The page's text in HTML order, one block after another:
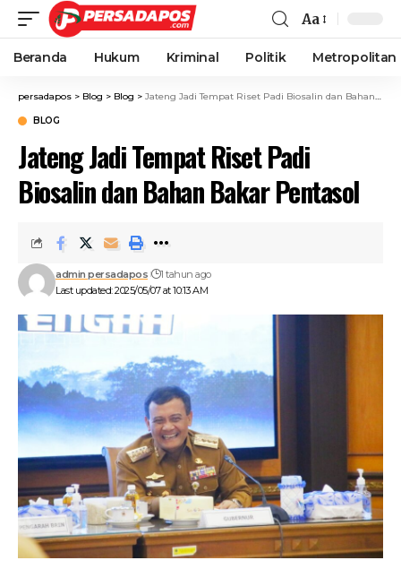
Aa
Beranda Hukum Kriminal Politik Metropolitan
persadapos > Blog > Blog > Jateng Jadi Tempat Riset Padi Biosalin dan Bahan Bakar Pentasol
BLOG
Jateng Jadi Tempat Riset Padi
Biosalin dan Bahan Bakar Pentasol
Last updated: 2025/05/07 at 10:13 AM
admin persadapos 1 tahun ago